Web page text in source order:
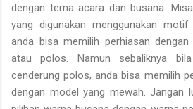
dengan tema acara dan busana.
yang digunakan menggunakan
anda bisa memilih perhiasan
atau polos. Namun sebaliknya
cenderung polos, anda bisa memilih
dengan model yang mewah. Jangan